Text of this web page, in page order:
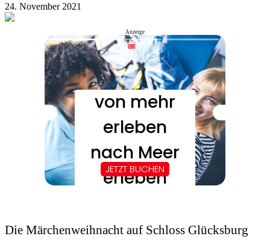
24. November 2021
Anzeige
Die Märchenweihnacht auf Schloss Glücksburg